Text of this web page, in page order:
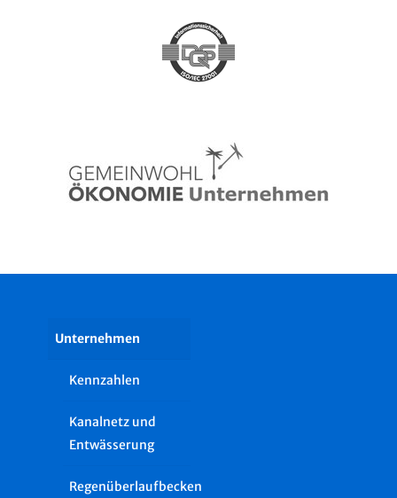
Unternehmen
Kennzahlen
Kanalnetz und
Entwässerung
Regenüberlaufbecken